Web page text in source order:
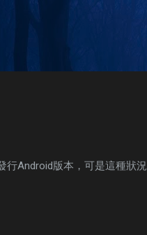
行Android版本，可是這種狀